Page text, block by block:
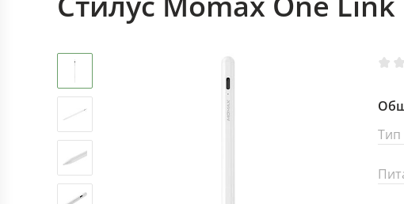
Тип